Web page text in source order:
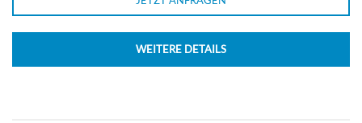
Suite
WEITERE DETAILS